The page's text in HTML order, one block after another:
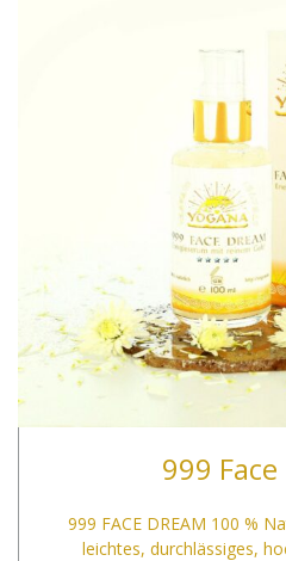
999
999 FACE DREAM 100 %
leichtes, durchlässiges,